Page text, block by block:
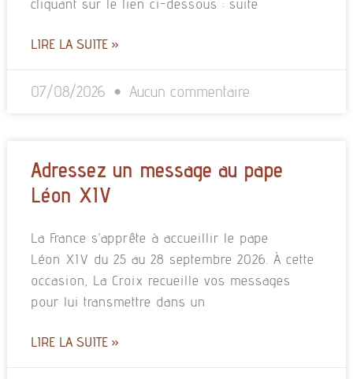
cliquant sur le lien ci-dessous : suite
LIRE LA SUITE »
07/08/2026 Aucun commentaire
Adressez un message au pape
Léon XIV
La France s’apprête à accueillir le pape
Léon XIV du 25 au 28 septembre 2026. À cette
occasion, La Croix recueille vos messages
pour lui transmettre dans un
LIRE LA SUITE »